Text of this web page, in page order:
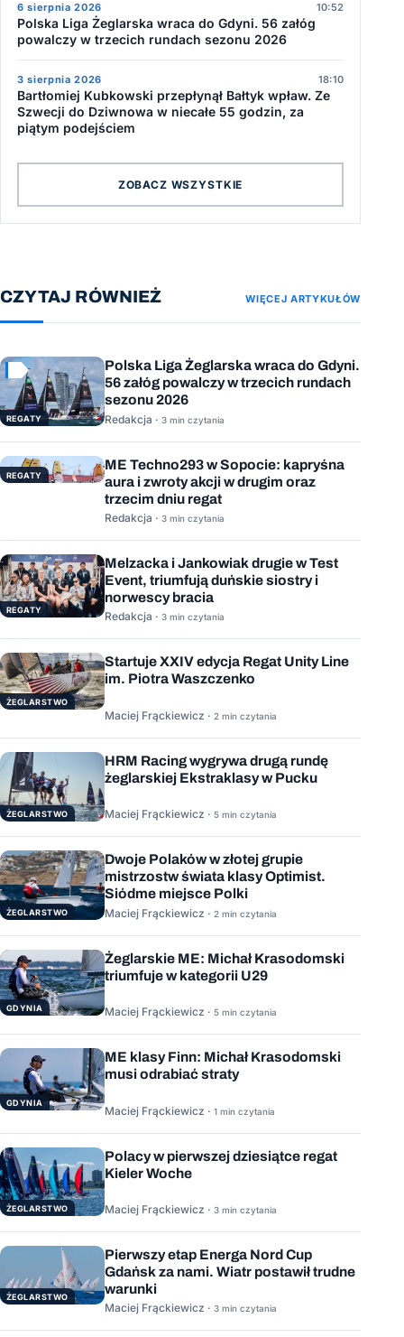
6 sierpnia 2026 10:52
Polska Liga Żeglarska wraca do Gdyni. 56 załóg
powalczy w trzecich rundach sezonu 2026
3 sierpnia 2026 18:10
Bartłomiej Kubkowski przepłynął Bałtyk wpław. Ze
Szwecji do Dziwnowa w niecałe 55 godzin, za
piątym podejściem
ZOBACZ WSZYSTKIE
CZYTAJ RÓWNIEŻ WIĘCEJ ARTYKUŁÓW
REGATY
Polska Liga Żeglarska wraca do Gdyni.
56 załóg powalczy w trzecich rundach
sezonu 2026
Redakcja · 3 min czytania
REGATY
ME Techno293 w Sopocie: kapryśna
aura i zwroty akcji w drugim oraz
trzecim dniu regat
Redakcja · 3 min czytania
REGATY
Melzacka i Jankowiak drugie w Test
Event, triumfują duńskie siostry i
norwescy bracia
Redakcja · 3 min czytania
ŻEGLARSTWO
Startuje XXIV edycja Regat Unity Line
im. Piotra Waszczenko
Maciej Frąckiewicz · 2 min czytania
ŻEGLARSTWO
HRM Racing wygrywa drugą rundę
żeglarskiej Ekstraklasy w Pucku
Maciej Frąckiewicz · 5 min czytania
ŻEGLARSTWO
Dwoje Polaków w złotej grupie
mistrzostw świata klasy Optimist.
Siódme miejsce Polki
Maciej Frąckiewicz · 2 min czytania
GDYNIA
Żeglarskie ME: Michał Krasodomski
triumfuje w kategorii U29
Maciej Frąckiewicz · 5 min czytania
GDYNIA
ME klasy Finn: Michał Krasodomski
musi odrabiać straty
Maciej Frąckiewicz · 1 min czytania
ŻEGLARSTWO
Polacy w pierwszej dziesiątce regat
Kieler Woche
Maciej Frąckiewicz · 3 min czytania
ŻEGLARSTWO
Pierwszy etap Energa Nord Cup
Gdańsk za nami. Wiatr postawił trudne
warunki
Maciej Frąckiewicz · 3 min czytania